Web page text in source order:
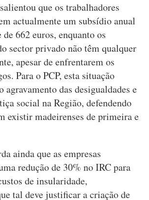
que os trabalhadores
actualmente um subsídio anual
662 euros, enquanto os
sector privado não têm qualquer
apesar de enfrentarem os
Para o PCP, esta situação
agravamento das desigualdades e
social na Região, defendendo
existir madeirenses de primeira e
ainda que as empresas
redução de 30% no IRC para
de insularidade,
tal deve justificar a criação de